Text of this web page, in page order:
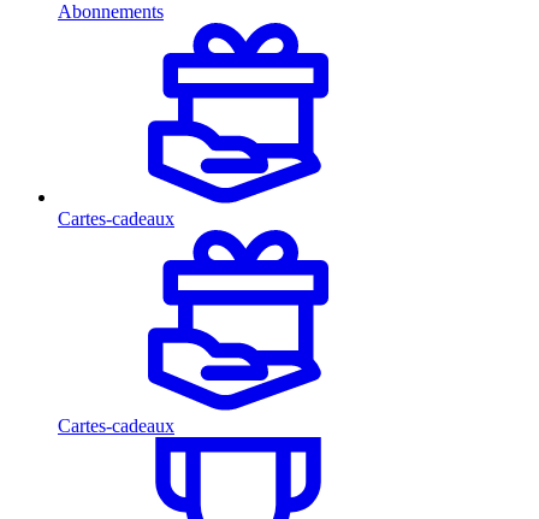
Abonnements
Cartes-cadeaux
Cartes-cadeaux